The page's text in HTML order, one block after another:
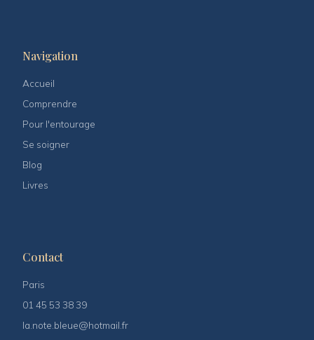
Navigation
Accueil
Comprendre
Pour l'entourage
Se soigner
Blog
Livres
Contact
Paris
01 45 53 38 39
la.note.bleue@hotmail.fr